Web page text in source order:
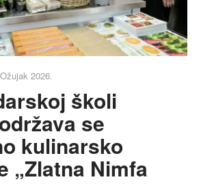
2026.
školi
se
kulinarsko
„Zlatna Nimfa